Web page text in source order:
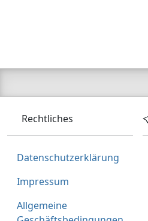
Rechtliches
Datenschutzerklärung
Impressum
Allgemeine